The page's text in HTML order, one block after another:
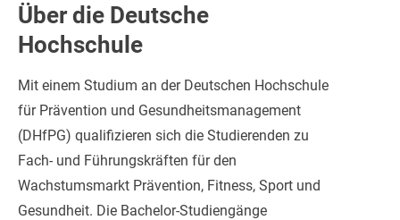
Über die Deutsche
Hochschule
Mit einem Studium an der Deutschen Hochschule
für Prävention und Gesundheitsmanagement
(DHfPG) qualifizieren sich die Studierenden zu
Fach- und Führungskräften für den
Wachstumsmarkt Prävention, Fitness, Sport und
Gesundheit. Die Bachelor-Studiengänge